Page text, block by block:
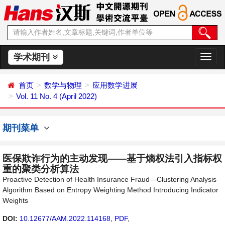
学术期刊
切
换
首页 数学与物理
应用数学进展
Vol. 11 No. 4 (April 2022)
期刊菜单
医保欺诈行为的主动发现——基于熵权法引入指标权
重的聚类分析算法
Proactive Detection of Health Insurance Fraud—Clustering Analysis
Algorithm Based on Entropy Weighting Method Introducing Indicator
Weights
DOI: 10.12677/AAM.2022.114168 PDF,